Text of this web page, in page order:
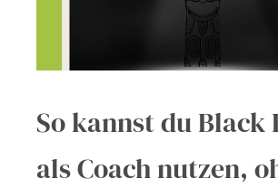
So kannst du Black
als Coach nutzen,